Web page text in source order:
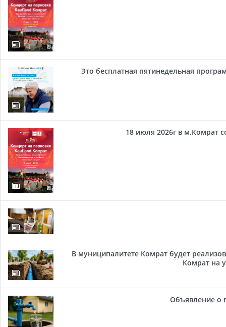
Это бесплатная пятинедельная
18 июля 2026г в м.Комрат
В муниципалитете Комрат будет
Комрат на
Объявление о